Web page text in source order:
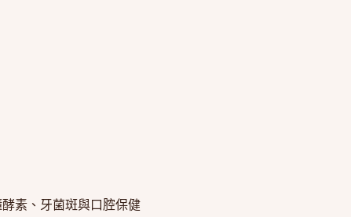
素、牙菌斑與口腔保健